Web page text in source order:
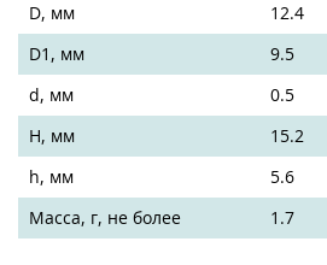
D, мм
12.4
D1, мм
9.5
d, мм
0.5
H, мм
15.2
h, мм
5.6
Масса, г, не более
1.7